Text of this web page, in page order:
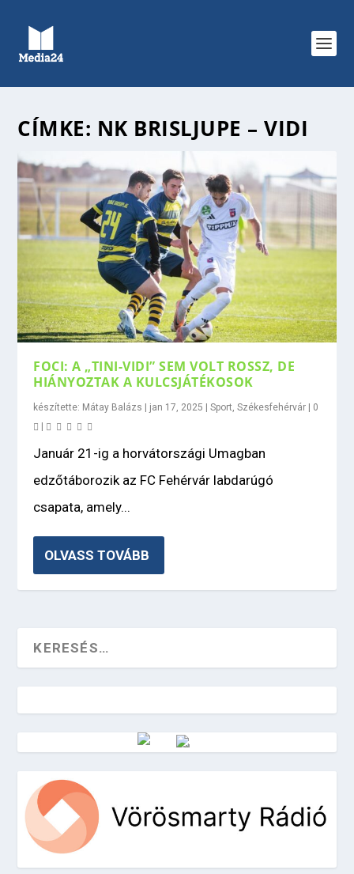
CÍMKE: NK BRISLJUPE – VIDI
FOCI: A „TINI-VIDI” SEM VOLT ROSSZ, DE
HIÁNYOZTAK A KULCSJÁTÉKOSOK
készítette: Mátay Balázs | jan 17, 2025 |Sport ,Székesfehérvár | 0
|
Január 21-ig a horvátországi Umagban
edzőtáborozik az FC Fehérvár labdarúgó
csapata, amely...
OLVASS TOVÁBB
Vörösmarty Rádió